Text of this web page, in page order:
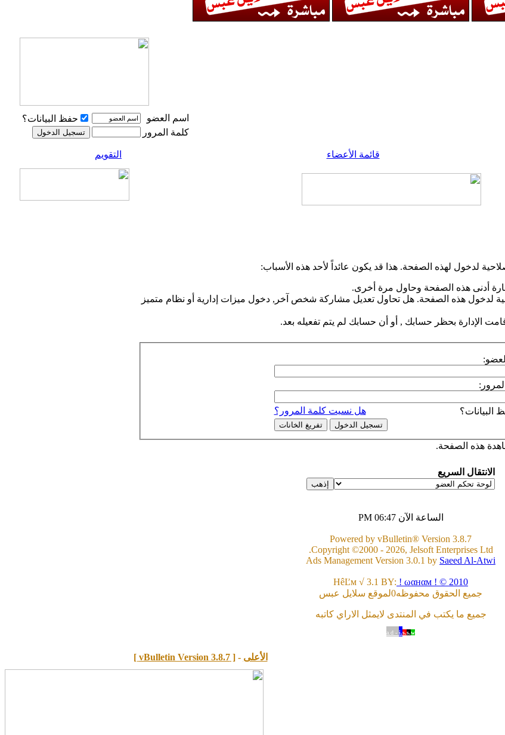
اسم العضو
حفظ البيانات؟
كلمة المرور
قائمة الأعضاء التقويم
لدخول لهذه الصفحة. هذا قد يكون عائداً لأحد هذه الأسباب:
أدنى هذه الصفحة وحاول مرة أخرى.
لدخول هذه الصفحة. هل تحاول تعديل مشاركة شخص آخر, دخول ميزات إدارية أو نظام متميز
الإدارة بحظر حسابك , أو أن حسابك لم يتم تفعيله بعد.
هل نسيت كلمة المرور؟ البيانات؟
هذه الصفحة.
الانتقال السريع
الساعة الآن06:47 PM
Powered by vBulletin® Version 3.8.7
Copyright ©2000 - 2026, Jelsoft Enterprises Ltd.
Ads Management Version 3.0.1 by Saeed Al-Atwi
HêĽм √ 3.1 BY: ! ωαнαм ! © 2010
جميع الحقوق محفوظه0لموقع سلايل عبس
جميع ما يكتب في المنتدى لايمثل الاراي كاتبه
a.d - i.s.s.w
الأعلى -
[ vBulletin Version 3.8.7 ]